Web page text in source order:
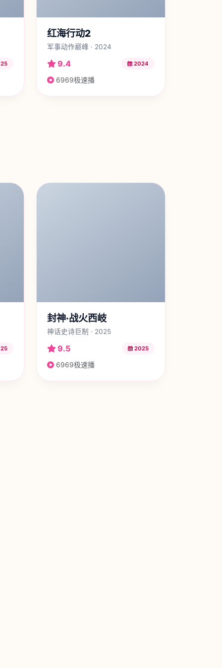
红海行动2
军事动作巅峰 · 2024
9.4 2024
6969极速播
封神·战火西岐
神话史诗巨制 · 2025
9.5 2025
6969极速播